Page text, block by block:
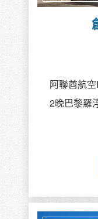
阿聯酋航
2晚巴黎羅